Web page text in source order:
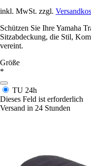
inkl. MwSt. zzgl.
Schützen Sie Ihre Yamaha
Sitzabdeckung, die Stil,
vereint.
Größe
*
TU 24h
Dieses Feld ist erforderlich
Versand in 24 Stunden